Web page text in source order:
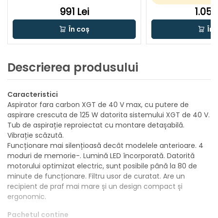
991 Lei
În coș În
Descrierea produsului
Caracteristici
Aspirator fara carbon XGT de 40 V max, cu putere de
aspirare crescuta de 125 W datorita sistemului XGT de 40 V.
Tub de aspirație reproiectat cu montare detașabilă.
Vibrație scăzută.
Funcționare mai silențioasă decât modelele anterioare. 4
moduri de memorie-. Lumină LED încorporată. Datorită
motorului optimizat electric, sunt posibile până la 80 de
minute de funcționare. Filtru usor de curatat. Are un
recipient de praf mai mare și un design compact și
ergonomic.
Pachetul contine